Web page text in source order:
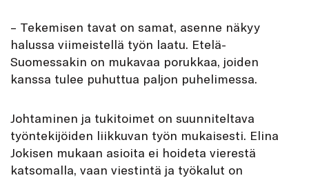
– Tekemisen tavat on samat, asenne näkyy
halussa viimeistellä työn laatu. Etelä-
Suomessakin on mukavaa porukkaa, joiden
kanssa tulee puhuttua paljon puhelimessa.
Johtaminen ja tukitoimet on suunniteltava
työntekijöiden liikkuvan työn mukaisesti. Elina
Jokisen mukaan asioita ei hoideta vierestä
katsomalla, vaan viestintä ja työkalut on